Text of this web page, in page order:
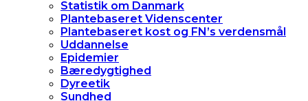
Statistik om Danmark
Plantebaseret Videnscenter
Plantebaseret kost og FN’s verdensmål
Uddannelse
Epidemier
Bæredygtighed
Dyreetik
Sundhed